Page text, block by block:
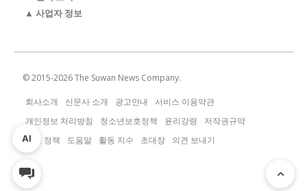
▲ 사업자 정보
© 2015-2026The Suwan News Company.
회사소개 신문사 소개 광고안내
서비스 이용약관
개인정보 처리방침
청소년보호정책 윤리강령
저작권규약
운영 정책
도움말 활동 지수 초대장 의견 보내기
AI